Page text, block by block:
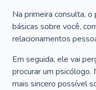
Na primeira consulta,
básicas sobre você,
relacionamentos
Em seguida, ele vai
procurar um
mais sincero possível